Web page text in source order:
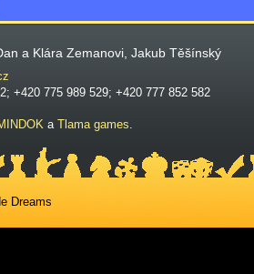
a Klára Zemanovi, Jakub Těšínský
+420 775 989 529; +420 777 852 582
a Tlama games.
Dreams